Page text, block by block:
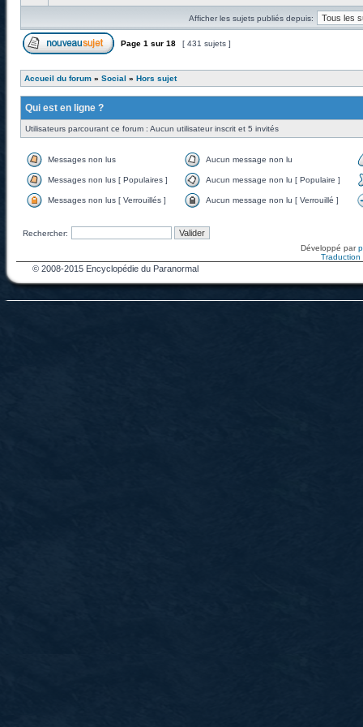
Afficher les sujets publiés depuis:
Page 1 sur 18 [ 431 sujets ]
Accueil du forum » Social » Hors sujet
Qui est en ligne ?
Utilisateurs parcourant ce forum : Aucun utilisateur inscrit et 5 invités
Messages non lus Aucun message non lu
Messages non lus [ Populaires ] Aucun message non lu [ Populaire ]
Messages non lus [ Verrouillés ] Aucun message non lu [ Verrouillé ]
Rechercher:
Développé par
Traduction
© 2008-2015 Encyclopédie du Paranormal